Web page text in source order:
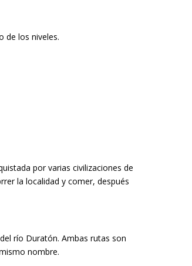
de los niveles.
por varias civilizaciones de
la localidad y comer, después
río Duratón. Ambas rutas son
nombre.